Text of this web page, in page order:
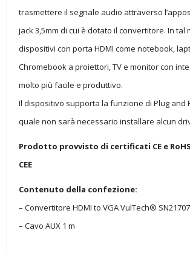
trasmettere il segnale audio attraverso
jack 3,5mm di cui è dotato il convertitore. In tal
dispositivi con porta HDMI come notebook,
Chromebook a proiettori, TV e monitor con
molto più facile e produttivo.
Il dispositivo supporta la funzione di Plug and
quale non sarà necessario installare alcun
Prodotto provvisto di certificati CE e
CEE
Contenuto della confezione:
– Convertitore HDMI to VGA VulTech® SN21707
– Cavo AUX 1 m